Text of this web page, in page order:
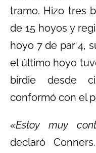
tramo. Hizo tres
de 15 hoyos y
hoyo 7 de par 4,
el último hoyo
birdie desde
conformó con el
«Estoy muy
declaró